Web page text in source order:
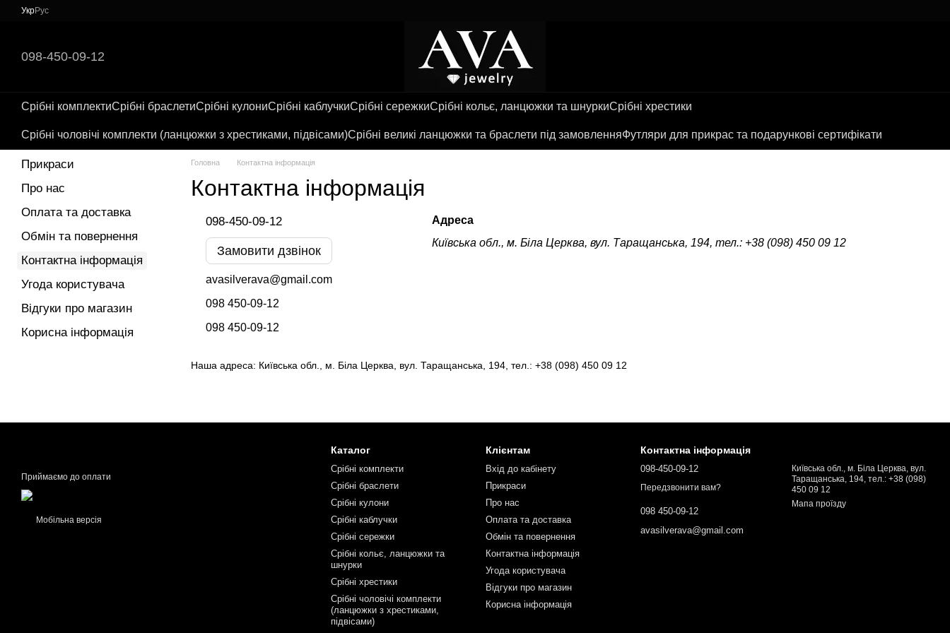
Перейти до основного контенту
УкрРус
098-450-09-12
Срібні комплектиСрібні браслетиСрібні кулониСрібні каблучкиСрібні сережкиСрібні кольє, ланцюжки та шнуркиСрібні хрестики
Срібні чоловічі комплекти (ланцюжки з хрестиками, підвісами)Срібні великі ланцюжки та браслети під замовленняФутляри для прикрас та подарункові сертифікати
Головна Контактна інформація
Контактна інформація
098-450-09-12
Замовити дзвінок
avasilverava@gmail.com
098 450-09-12
098 450-09-12
Адреса
Київська обл., м. Біла Церква, вул. Таращанська, 194, тел.: +38 (098) 450 09 12
Наша адреса: Київська обл., м. Біла Церква, вул. Таращанська, 194, тел.: +38 (098) 450 09 12
Прикраси
Про нас
Оплата та доставка
Обмін та повернення
Контактна інформація
Угода користувача
Відгуки про магазин
Корисна інформація
Приймаємо до оплати
Мобільна версія
Каталог
Срібні комплекти
Срібні браслети
Срібні кулони
Срібні каблучки
Срібні сережки
Срібні кольє, ланцюжки та
шнурки
Срібні хрестики
Срібні чоловічі комплекти
(ланцюжки з хрестиками,
підвісами)
Клієнтам
Вхід до кабінету
Прикраси
Про нас
Оплата та доставка
Обмін та повернення
Контактна інформація
Угода користувача
Відгуки про магазин
Корисна інформація
Контактна інформація
098-450-09-12
Передзвонити вам?
098 450-09-12
avasilverava@gmail.com
Київська обл., м. Біла Церква, вул.
Таращанська, 194, тел.: +38 (098)
450 09 12
Мапа проїзду